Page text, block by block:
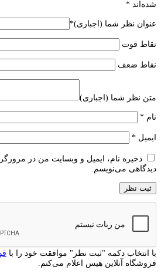
شده‌اند *
عنوان نظر شما (اجباری)*
نقاط قوت
نقاط ضعف
متن نظر شما (اجباری)
نام *
ایمیل *
ذخیره نام، ایمیل و وبسایت من در
دیدگاهی می‌نویسم.
با انتخاب دکمه "ثبت نظر" موافقت خود را با
فروشگاه آنلاین هیس اعلام می‌کنم.